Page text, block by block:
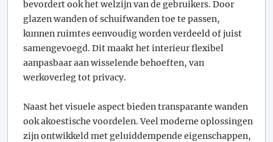
bevordert ook het welzijn van de gebruikers. Door
glazen wanden of schuifwanden toe te passen,
kunnen ruimtes eenvoudig worden verdeeld of juist
samengevoegd. Dit maakt het interieur flexibel
aanpasbaar aan wisselende behoeften, van
werkoverleg tot privacy.
Naast het visuele aspect bieden transparante wanden
ook akoestische voordelen. Veel moderne oplossingen
zijn ontwikkeld met geluiddempende eigenschappen,